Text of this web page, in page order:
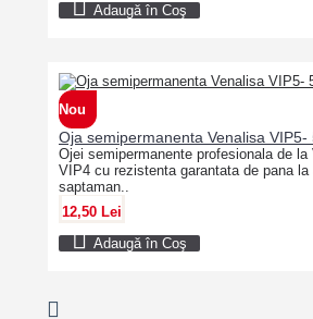
Adaugă în Coş
Nou
Oja semipermanenta Venalisa VIP5-
Ojei semipermanente profesionala de la
VIP4 cu rezistenta garantata de pana la
saptaman..
12,50 Lei
Adaugă în Coş